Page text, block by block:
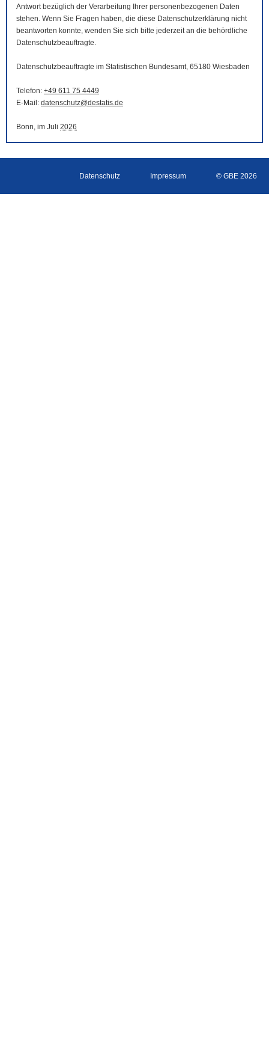
Antwort bezüglich der Verarbeitung Ihrer personenbezogenen Daten
stehen. Wenn Sie Fragen haben, die diese Datenschutzerklärung nicht
beantworten konnte, wenden Sie sich bitte jederzeit an die behördliche
Datenschutzbeauftragte.
Datenschutzbeauftragte im Statistischen Bundesamt, 65180 Wiesbaden
Telefon: +49 611 75 4449
E-Mail : datenschutz@destatis.de
Bonn, im Juli 2026
Datenschutz Impressum © GBE 2026